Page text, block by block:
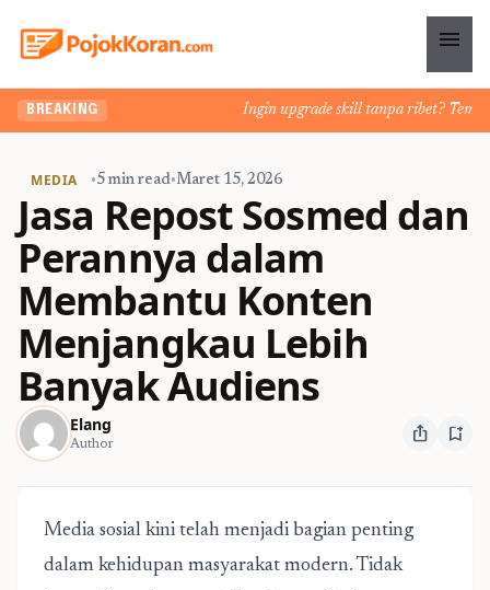
menu
BREAKING Ingin upgrade skill tanpa ribet?
MEDIA •5 min read•Maret 15, 2026
Jasa Repost Sosmed dan
Perannya dalam
Membantu Konten
Menjangkau Lebih
Banyak Audiens
Elang
Author ios_share bookmark_add
Media sosial kini telah menjadi bagian penting
dalam kehidupan masyarakat modern. Tidak